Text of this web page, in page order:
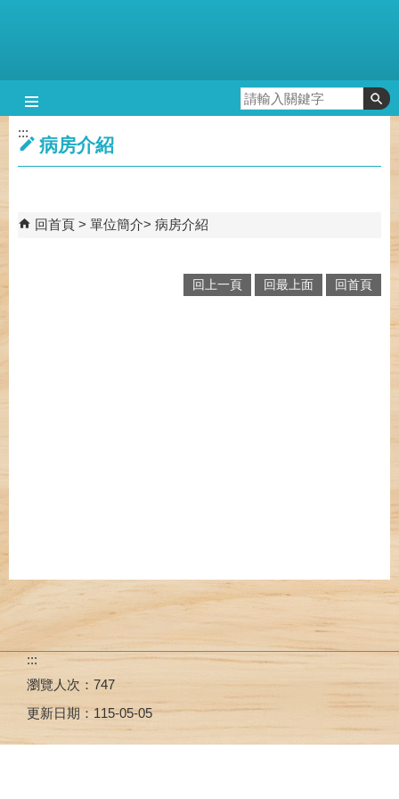
:::
病房介紹
回首頁 單位簡介 病房介紹
回上一頁 回最上面 回首頁
:::
瀏覽人次： 747
更新日期：115-05-05